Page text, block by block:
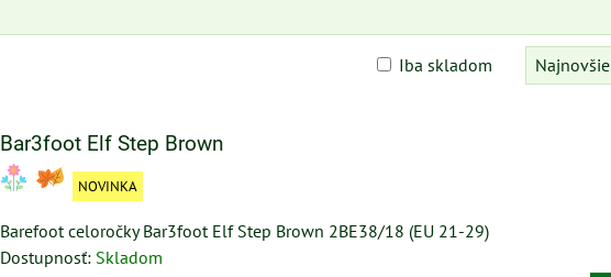
Najnovšie
Iba skladom
Bar3foot Elf Step Brown
NOVINKA
Barefoot celoročky Bar3foot Elf Step Brown 2BE38/18 (EU 21-29)
Dostupnosť: Skladom